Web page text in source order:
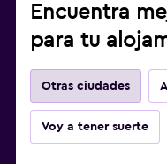
Encuentra
para tu
Otras ciudades
Voy a tener suerte